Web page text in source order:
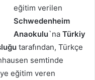
eğitim verilen
Schwedenheim
Anaokulu`na Türkiy
tarafından, Türkçe
semtinde
eğitim veren